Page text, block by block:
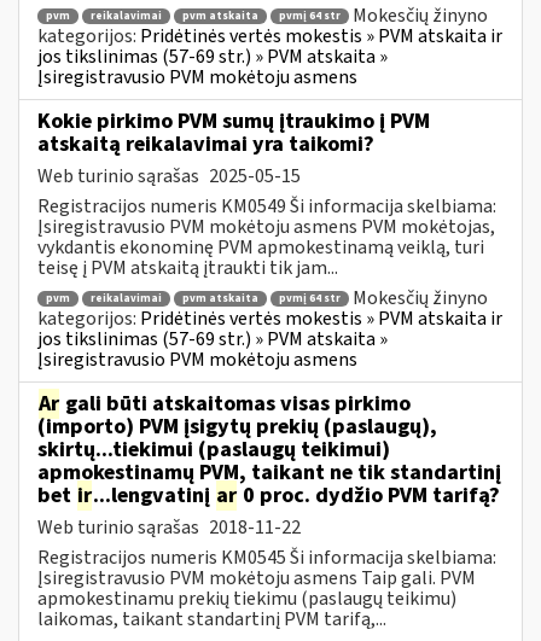
pvm reikalavimai pvm atskaita pvmį 64 str
Mokesčių žinyno
kategorijos: Pridėtinės vertės mokestis » PVM atskaita ir
jos tikslinimas (57-69 str.) » PVM atskaita »
Įsiregistravusio PVM mokėtoju asmens
Kokie pirkimo PVM sumų įtraukimo į PVM
atskaitą reikalavimai yra taikomi?
Web turinio sąrašas 2025-05-15
Registracijos numeris KM0549 Ši informacija skelbiama:
Įsiregistravusio PVM mokėtoju asmens PVM mokėtojas,
vykdantis ekonominę PVM apmokestinamą veiklą, turi
teisę į PVM atskaitą įtraukti tik jam...
pvm reikalavimai pvm atskaita pvmį 64 str
Mokesčių žinyno
kategorijos: Pridėtinės vertės mokestis » PVM atskaita ir
jos tikslinimas (57-69 str.) » PVM atskaita »
Įsiregistravusio PVM mokėtoju asmens
Ar gali būti atskaitomas visas pirkimo
(importo) PVM įsigytų prekių (paslaugų),
skirtų...tiekimui (paslaugų teikimui)
apmokestinamų PVM, taikant ne tik standartinį
bet ir...lengvatinį ar 0 proc. dydžio PVM tarifą?
Web turinio sąrašas 2018-11-22
Registracijos numeris KM0545 Ši informacija skelbiama:
Įsiregistravusio PVM mokėtoju asmens Taip gali. PVM
apmokestinamu prekių tiekimu (paslaugų teikimu)
laikomas, taikant standartinį PVM tarifą,...